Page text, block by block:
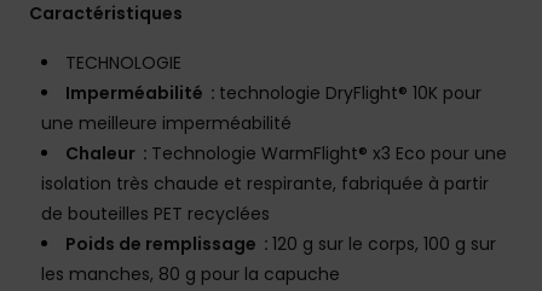
Caractéristiques
TECHNOLOGIE
Imperméabilité : technologie DryFlight® 10K pour
une meilleure imperméabilité
Chaleur : Technologie WarmFlight® x3 Eco pour une
isolation très chaude et respirante, fabriquée à partir
de bouteilles PET recyclées
Poids de remplissage : 120 g sur le corps, 100 g sur
les manches, 80 g pour la capuche